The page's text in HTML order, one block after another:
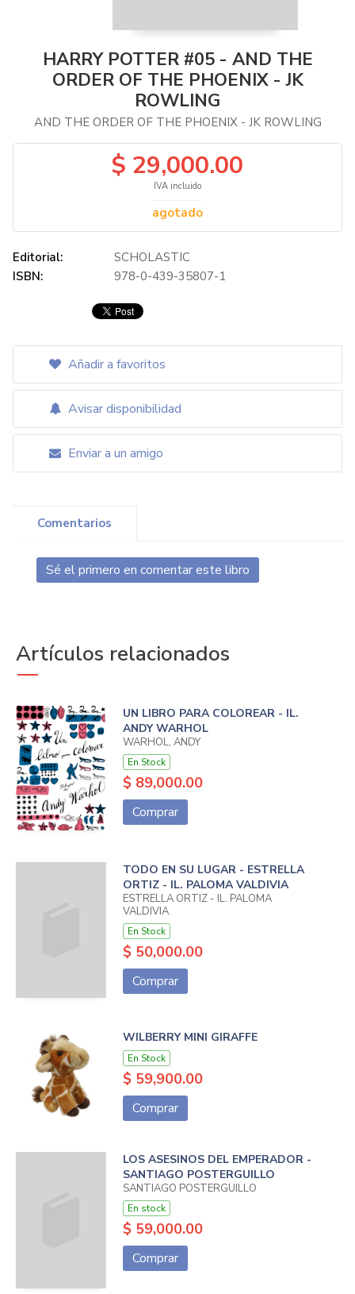
HARRY POTTER #05 - AND THE
ORDER OF THE PHOENIX - JK
ROWLING
AND THE ORDER OF THE PHOENIX - JK ROWLING
$ 29,000.00
IVA incluido
agotado
Editorial:
SCHOLASTIC
ISBN:
978-0-439-35807-1
Añadir a favoritos
Avisar disponibilidad
Enviar a un amigo
Comentarios
Sé el primero en comentar este libro
Artículos relacionados
UN LIBRO PARA COLOREAR - IL.
ANDY WARHOL
WARHOL, ANDY
En Stock
$ 89,000.00
Comprar
TODO EN SU LUGAR - ESTRELLA
ORTIZ - IL. PALOMA VALDIVIA
ESTRELLA ORTIZ - IL. PALOMA
VALDIVIA
En Stock
$ 50,000.00
Comprar
WILBERRY MINI GIRAFFE
En Stock
$ 59,900.00
Comprar
LOS ASESINOS DEL EMPERADOR -
SANTIAGO POSTERGUILLO
SANTIAGO POSTERGUILLO
En stock
$ 59,000.00
Comprar